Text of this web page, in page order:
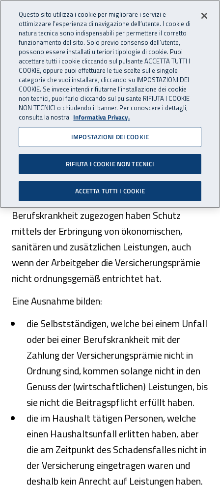
INAIL - Istituto Nazionale
Apri cerca
Navigazione principale
Navigazione - Ti trovi in:
Home For international visitors
Deutsch
Aufgaben und Dienstleistungen der Inail
Der Schutz der
Arbeitnehmer
Der Schutz der
Arbeitnehmer
Inail bietet den Arbeitnehmern, welche einen
Arbeitsunfall erlitten haben oder sich eine
Berufskrankheit zugezogen haben Schutz
mittels der Erbringung von ökonomischen,
sanitären und zusätzlichen Leistungen, auch
wenn der Arbeitgeber die Versicherungsprämie
nicht ordnungsgemäß entrichtet hat.
Eine Ausnahme bilden:
die Selbstständigen, welche bei einem Unfall
oder bei einer Berufskrankheit mit der
Zahlung der Versicherungsprämie nicht in
Ordnung sind, kommen solange nicht in den
Genuss der (wirtschaftlichen) Leistungen, bis
sie nicht die Beitragspflicht erfüllt haben.
die im Haushalt tätigen Personen, welche
einen Haushaltsunfall erlitten haben, aber
die am Zeitpunkt des Schadensfalles nicht in
der Versicherung eingetragen waren und
deshalb kein Anrecht auf Leistungen haben.
Questo sito utilizza i cookie per migliorare i servizi e
ottimizzare l’esperienza di navigazione dell’utente. I cookie di
natura tecnica sono indispensabili per permettere il corretto
funzionamento del sito. Solo previo consenso dell’utente,
possono essere installati ulteriori tipologie di cookie. Puoi
accettare tutti i cookie cliccando sul pulsante ACCETTA TUTTI I
COOKIE, oppure puoi effettuare le tue scelte sulle singole
categorie che vuoi installare, cliccando su IMPOSTAZIONI DEI
COOKIE. Se invece intendi rifiutarne l’installazione dei cookie
non tecnici, puoi farlo cliccando sul pulsante RIFIUTA I COOKIE
NON TECNICI o chiudendo il banner. Per conoscere i dettagli,
consulta la nostra Informativa Privacy.
IMPOSTAZIONI DEI COOKIE
RIFIUTA I COOKIE NON TECNICI
ACCETTA TUTTI I COOKIE